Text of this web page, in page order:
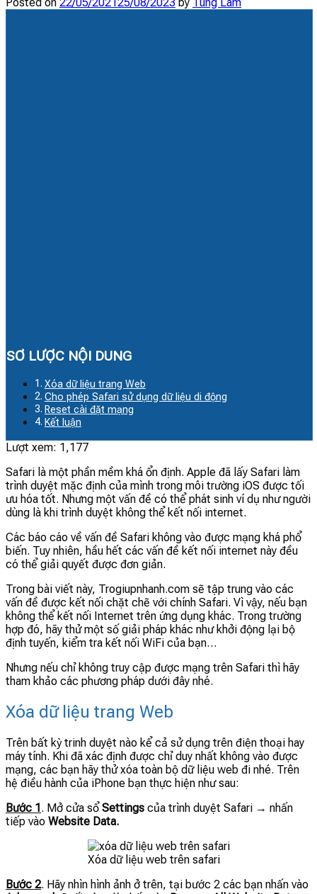
SƠ LƯỢC NỘI DUNG
Xóa dữ liệu trang Web
Cho phép Safari sử dụng dữ liệu di động
Reset cài đặt mạng
Kết luận
Lượt xem: 1,177
Safari là một phần mềm khá ổn định. Apple đã lấy Safari làm
trình duyệt mặc định của mình trong môi trường iOS được tối
ưu hóa tốt. Nhưng một vấn đề có thể phát sinh ví dụ như người
dùng là khi trình duyệt không thể kết nối internet.
Các báo cáo về vấn đề Safari không vào được mạng khá phổ
biến. Tuy nhiên, hầu hết các vấn đề kết nối internet này đều
có thể giải quyết được đơn giản.
Trong bài viết này, Trogiupnhanh.com sẽ tập trung vào các
vấn đề được kết nối chặt chẽ với chính Safari. Vì vậy, nếu bạn
không thể kết nối Internet trên ứng dụng khác. Trong trường
hợp đó, hãy thử một số giải pháp khác như khởi động lại bộ
định tuyến, kiểm tra kết nối WiFi của bạn…
Nhưng nếu chỉ không truy cập được mạng trên Safari thì hãy
tham khảo các phương pháp dưới đây nhé.
Xóa dữ liệu trang Web
Trên bất kỳ trinh duyệt nào kể cả sử dụng trên điện thoại hay
máy tính. Khi đã xác định được chỉ duy nhất không vào được
mạng, các bạn hãy thử xóa toàn bộ dữ liệu web đi nhé. Trên
hệ điều hành của iPhone bạn thực hiện như sau:
Bước 1. Mở cửa sổSettings của trình duyệt Safari → nhấn
tiếp vào Website Data.
Xóa dữ liệu web trên safari
Bước 2. Hãy nhìn hình ảnh ở trên, tại bước 2 các bạn nhấn vào